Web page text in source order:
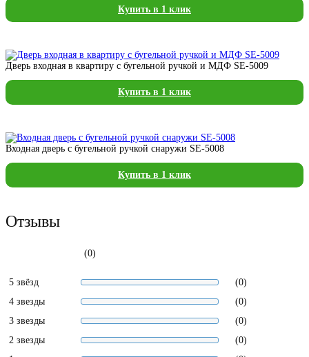
Купить в 1 клик
Дверь входная в квартиру с бугельной ручкой и МДФ SE-5009
Купить в 1 клик
Входная дверь с бугельной ручкой снаружи SE-5008
Купить в 1 клик
Отзывы
(0)
5 звёзд
(0)
4 звезды
(0)
3 звезды
(0)
2 звезды
(0)